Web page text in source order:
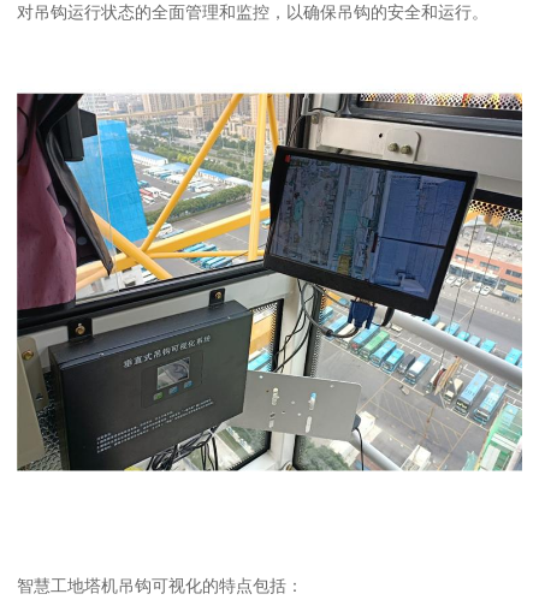
对吊钩运行状态的全面管理和监控，以确保吊钩的安全和运行。
智慧工地塔机吊钩可视化的特点包括：